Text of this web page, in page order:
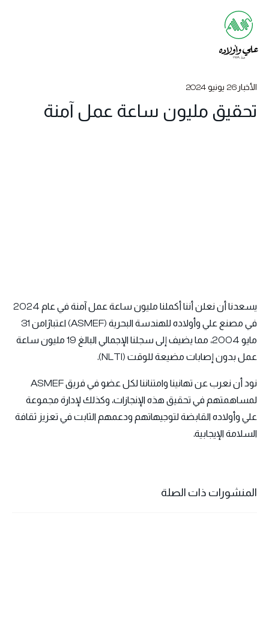
الأخبار 26 يونيو 2024
تحقيق مليون ساعة عمل آمنة
يسعدنا أن نعلن أننا أكملنا مليون ساعة عمل آمنة في عام 2024
في مصنع علي وأولاده للهندسة البحرية (ASMEF) اعتبارًامن 31
مايو 2004، مما يضيف إلى سجلنا الإجمالي البالغ 19 مليون ساعة
عمل بدون إصابات مضيعة للوقت (NLTI).
نود أن نعرب عن تهانينا وامتناننا لكل عضو في فريق ASMEF
لمساهمتهم في تحقيق هذه الإنجازات، وكذلك لإدارة مجموعة
علي وأولاده القابضة لتوجيهاتهم ودعمهم الثابت في تعزيز ثقافة
السلامة الإيجابية.
المنشورات ذات الصلة